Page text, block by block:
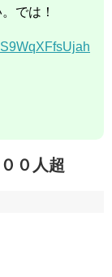
では！
０人超